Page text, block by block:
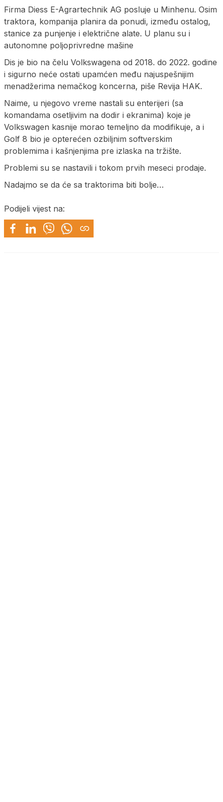
Firma Diess E-Agrartechnik AG posluje u Minhenu. Osim
traktora, kompanija planira da ponudi, između ostalog,
stanice za punjenje i električne alate. U planu su i
autonomne poljoprivredne mašine
Dis je bio na čelu Volkswagena od 2018. do 2022. godine
i sigurno neće ostati upamćen među najuspešnijim
menadžerima nemačkog koncerna, piše Revija HAK.
Naime, u njegovo vreme nastali su enterijeri (sa
komandama osetljivim na dodir i ekranima) koje je
Volkswagen kasnije morao temeljno da modifikuje, a i
Golf 8 bio je opterećen ozbiljnim softverskim
problemima i kašnjenjima pre izlaska na tržište.
Problemi su se nastavili i tokom prvih meseci prodaje.
Nadajmo se da će sa traktorima biti bolje…
Podijeli vijest na: